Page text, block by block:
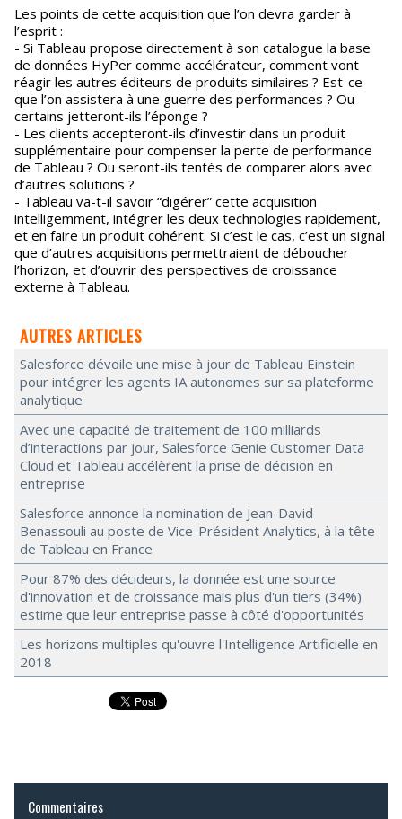
Les points de cette acquisition que l’on devra garder à
l’esprit :
- Si Tableau propose directement à son catalogue la base
de données HyPer comme accélérateur, comment vont
réagir les autres éditeurs de produits similaires ? Est-ce
que l’on assistera à une guerre des performances ? Ou
certains jetteront-ils l’éponge ?
- Les clients accepteront-ils d’investir dans un produit
supplémentaire pour compenser la perte de performance
de Tableau ? Ou seront-ils tentés de comparer alors avec
d’autres solutions ?
- Tableau va-t-il savoir “digérer” cette acquisition
intelligemment, intégrer les deux technologies rapidement,
et en faire un produit cohérent. Si c’est le cas, c’est un signal
que d’autres acquisitions permettraient de déboucher
l’horizon, et d’ouvrir des perspectives de croissance
externe à Tableau.
AUTRES ARTICLES
Salesforce dévoile une mise à jour de Tableau Einstein
pour intégrer les agents IA autonomes sur sa plateforme
analytique
Avec une capacité de traitement de 100 milliards
d’interactions par jour, Salesforce Genie Customer Data
Cloud et Tableau accélèrent la prise de décision en
entreprise
Salesforce annonce la nomination de Jean-David
Benassouli au poste de Vice-Président Analytics, à la tête
de Tableau en France
Pour 87% des décideurs, la donnée est une source
d'innovation et de croissance mais plus d'un tiers (34%)
estime que leur entreprise passe à côté d'opportunités
Les horizons multiples qu'ouvre l'Intelligence Artificielle en
2018
Commentaires